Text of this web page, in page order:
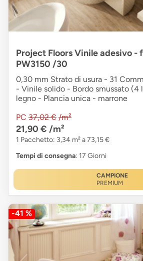
Project Floors Vinile adesivo -
PW3150 /30
0,30 mm Strato di usura - 31
- Vinile solido - Bordo smussato
legno - Plancia unica - marrone
PC 37,02 € /m²
21,90 € /m²
1 Pacchetto: 3,34 m² a 73,15 €
Tempi di consegna: 17 Giorni
CAMPIONE
PREMIUM
-41 %